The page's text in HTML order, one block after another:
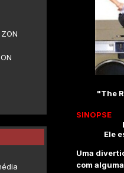
"The
SINOPSE
Ele
Uma
com